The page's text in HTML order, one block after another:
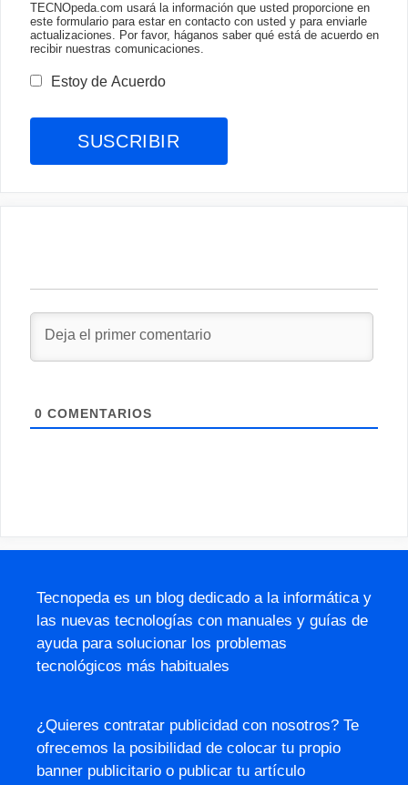
TECNOpeda.com usará la información que usted proporcione en
este formulario para estar en contacto con usted y para enviarle
actualizaciones. Por favor, háganos saber qué está de acuerdo en
recibir nuestras comunicaciones.
Estoy de Acuerdo
0 COMENTARIOS
Tecnopeda es un blog dedicado a la informática y
las nuevas tecnologías con manuales y guías de
ayuda para solucionar los problemas
tecnológicos más habituales
¿Quieres contratar publicidad con nosotros? Te
ofrecemos la posibilidad de colocar tu propio
banner publicitario o publicar tu artículo